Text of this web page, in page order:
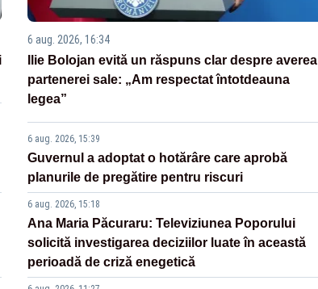
6 aug. 2026, 16:34
Ilie Bolojan evită un răspuns clar despre averea
partenerei sale: „Am respectat întotdeauna
legea”
6 aug. 2026, 15:39
Guvernul a adoptat o hotărâre care aprobă
planurile de pregătire pentru riscuri
6 aug. 2026, 15:18
Ana Maria Păcuraru: Televiziunea Poporului
solicită investigarea deciziilor luate în această
perioadă de criză enegetică